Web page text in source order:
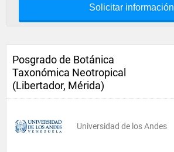
Solicitar información
Posgrado de Botánica
Taxonómica Neotropical
(Libertador, Mérida)
Universidad de los Andes